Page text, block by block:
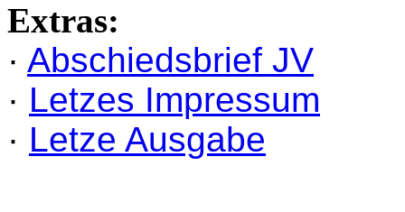
Extras:
· Abschiedsbrief JV
· Letzes Impressum
· Letze Ausgabe